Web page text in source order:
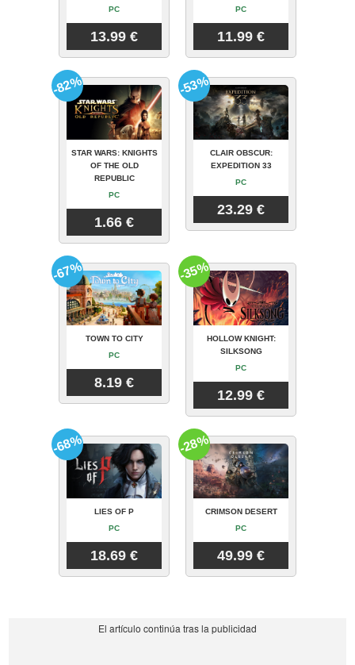
PC
13.99 €
PC
11.99 €
STAR WARS: KNIGHTS
OF THE OLD
REPUBLIC
PC
1.66 €
-82%
CLAIR OBSCUR:
EXPEDITION 33
PC
23.29 €
-53%
TOWN TO CITY
PC
8.19 €
-67%
HOLLOW KNIGHT:
SILKSONG
PC
12.99 €
-35%
LIES OF P
PC
18.69 €
-68%
CRIMSON DESERT
PC
49.99 €
-28%